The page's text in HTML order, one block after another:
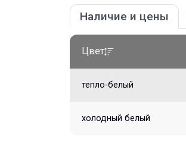
Наличие и цены
Цвет
тепло-белый
холодный белый